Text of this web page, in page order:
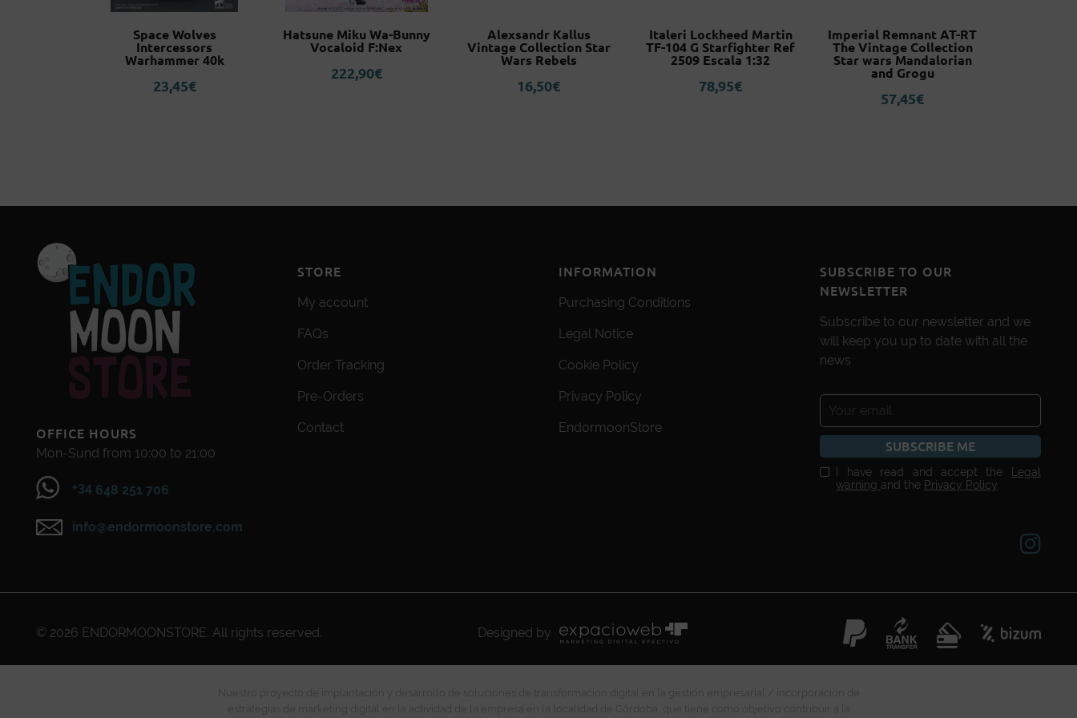
Space Wolves
Intercessors
Warhammer 40k
23,45€
Hatsune Miku Wa-Bunny
Vocaloid F:Nex
222,90€
Alexsandr Kallus
Vintage Collection Star
Wars Rebels
16,50€
Italeri Lockheed Martin
TF-104 G Starfighter Ref
2509 Escala 1:32
78,95€
Imperial Remnant AT-RT
The Vintage Collection
Star wars Mandalorian
and Grogu
57,45€
OFFICE HOURS
Mon-Sund from 10:00 to 21:00
+34 648 251 706
info@endormoonstore.com
STORE
My account
FAQs
Order Tracking
Pre-Orders
Contact
INFORMATION
Purchasing Conditions
Legal Notice
Cookie Policy
Privacy Policy
EndormoonStore
SUBSCRIBE TO OUR
NEWSLETTER
Subscribe to our newsletter and we
will keep you up to date with all the
news
SUBSCRIBE ME
I have read and accept the
Legal
warning and the Privacy Policy
© 2026 ENDORMOONSTORE. All rights reserved. Designed by